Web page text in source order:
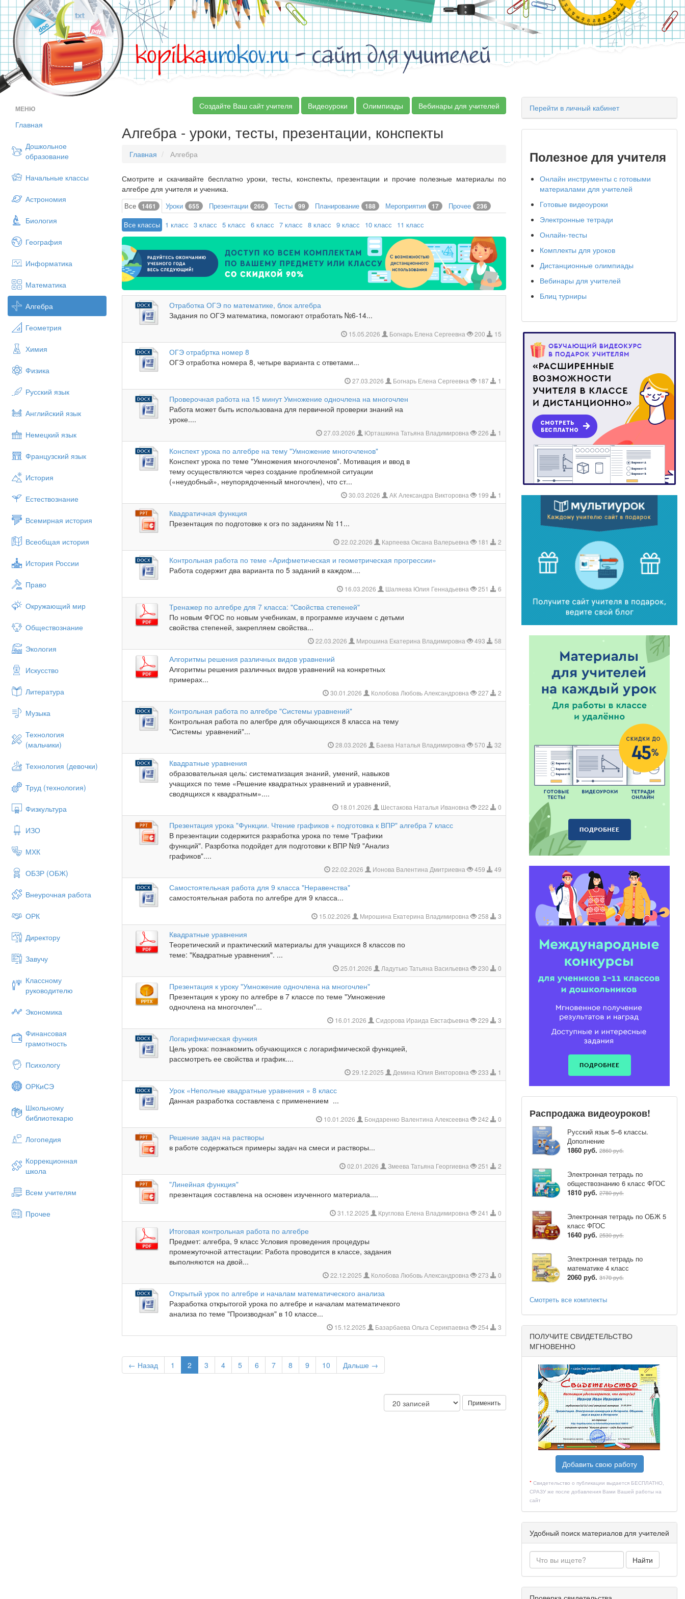
kopilkaurokov.ru- сайт для учителей
МЕНЮ
Главная
Дошкольное
образование
Начальные классы
Астрономия
Биология
География
Информатика
Математика
Алгебра
Геометрия
Химия
Физика
Русский язык
Английский язык
Немецкий язык
Французский язык
История
Естествознание
Всемирная история
Всеобщая история
История России
Право
Окружающий мир
Обществознание
Экология
Искусство
Литература
Музыка
Технология
(мальчики)
Технология (девочки)
Труд (технология)
Физкультура
ИЗО
МХК
ОБЗР (ОБЖ)
Внеурочная работа
ОРК
Директору
Завучу
Классному
руководителю
Экономика
Финансовая
грамотность
Психологу
ОРКиСЭ
Школьному
библиотекарю
Логопедия
Коррекционная
школа
Всем учителям
Прочее
Создайте Ваш сайт учителя Видеоуроки Олимпиады Вебинары для учителей
Алгебра - уроки, тесты, презентации, конспекты
Главная Алгебра
Смотрите и скачивайте бесплатно уроки, тесты, конспекты, презентации и прочие полезные материалы по
алгебре для учителя и ученика.
Все 1461 Уроки 655 Презентации 266 Тесты 99 Планирование 188 Мероприятия 17 Прочее 236
Все классы 1 класс 3 класс 5 класс 6 класс 7 класс 8 класс 9 класс 10 класс 11 класс
Отработка ОГЭ по математике, блок алгебра
Задания по ОГЭ математика, помогают отработать №6-14...
15.05.2026 Богнарь Елена Сергеевна 200 15
ОГЭ отрабртка номер 8
ОГЭ отработка номера 8, четыре варианта с ответами...
27.03.2026 Богнарь Елена Сергеевна 187 1
Проверочная работа на 15 минут Умножение одночлена на многочлен
Работа может быть использована для первичной проверки знаний на
уроке....
27.03.2026 Юрташкина Татьяна Владимировна 226 1
Конспект урока по алгебре на тему "Умножение многочленов"
Конспект урока по теме "Умножения многочленов". Мотивация и ввод в
тему осуществляются через создание проблемной ситуации
(«неудобный», неупорядоченный многочлен), что ст...
30.03.2026 АК Александра Викторовна 199 1
Квадратичная функция
Презентация по подготовке к огэ по заданиям № 11...
22.02.2026 Карпеева Оксана Валерьевна 181 2
Контрольная работа по теме «Арифметическая и геометрическая прогрессии»
Работа содержит два варианта по 5 заданий в каждом....
16.03.2026 Шаляева Юлия Геннадьевна 251 6
Тренажер по алгебре для 7 класса: "Свойства степеней"
По новым ФГОС по новым учебникам, в программе изучаем с детьми
свойства степеней, закрепляем свойства...
22.03.2026 Мирошина Екатерина Владимировна 493 58
Алгоритмы решения различных видов уравнений
Алгоритмы решения различных видов уравнений на конкретных
примерах...
30.01.2026 Колобова Любовь Александровна 227 2
Контрольная работа по алгебре "Системы уравнений"
Контрольная работа по алегбре для обучающихся 8 класса на тему
"Системы уравнений"...
28.03.2026 Баева Наталья Владимировна 570 32
Квадратные уравнения
образовательная цель: систематизация знаний, умений, навыков
учащихся по теме «Решение квадратных уравнений и уравнений,
сводящихся к квадратным»....
18.01.2026 Шестакова Наталья Ивановна 222 0
Презентация урока "Функции. Чтение графиков + подготовка к ВПР" алгебра 7 класс
В презентации содержится разработка урока по теме "Графики
функций". Разрботка подойдет для подготовки к ВПР №9 "Анализ
графиков"....
22.02.2026 Ионова Валентина Дмитриевна 459 49
Самостоятельная работа для 9 класса "Неравенства"
самостоятельная работа по алгебре для 9 класса...
15.02.2026 Мирошина Екатерина Владимировна 258 3
Квадратные уравнения
Теоретический и практический материалы для учащихся 8 классов по
теме: "Квадратные уравнения". ...
25.01.2026 Ладутько Татьяна Васильевна 230 0
Презентация к уроку "Умножение одночлена на многочлен"
Презентация к уроку по алгебре в 7 классе по теме "Умножение
одночлена на многочлен"...
16.01.2026 Сидорова Ираида Евстафьевна 229 3
Логарифмическая функия
Цель урока: познакомить обучающихся с логарифмической функцией,
рассмотреть ее свойства и график....
29.12.2025 Демина Юлия Викторовна 233 1
Урок «Неполные квадратные уравнения » 8 класс
Данная разработка составлена с применением ...
10.01.2026 Бондаренко Валентина Алексеевна 242 0
Решение задач на растворы
в работе содержаться примеры задач на смеси и растворы...
02.01.2026 Змеева Татьяна Георгиевна 251 2
"Линейная функция"
презентация составлена на основен изученного материала....
31.12.2025 Круглова Елена Владимировна 241 0
Итоговая контрольная работа по алгебре
Предмет: алгебра, 9 класс Условия проведения процедуры
промежуточной аттестации: Работа проводится в классе, задания
выполняются на двой...
22.12.2025 Колобова Любовь Александровна 273 0
Открытый урок по алгебре и началам математического анализа
Разработка открытогой урока по алгебре и началам математичекого
анализа по теме "Производная" в 10 классе...
15.12.2025 Базарбаева Ольга Серикпаевна 254 3
← Назад 1 2 3 4 5 6 7 8 9 10 Дальше →
Применить
Перейти в личный кабинет
Полезное для учителя
Онлайн инструменты с готовыми
материалами для учителей
Готовые видеоуроки
Электронные тетради
Онлайн-тесты
Комплекты для уроков
Дистанционные олимпиады
Вебинары для учителей
Блиц турниры
Распродажа видеоуроков!
Русский язык 5–6 классы.
Дополнение
1860 руб. 2860 руб.
Электронная тетрадь по
обществознанию 6 класс ФГОС
1810 руб. 2780 руб.
Электронная тетрадь по ОБЖ 5
класс ФГОС
1640 руб. 2530 руб.
Электронная тетрадь по
математике 4 класс
2060 руб. 3170 руб.
Смотреть все комплекты
ПОЛУЧИТЕ СВИДЕТЕЛЬСТВО
МГНОВЕННО
Добавить свою работу
* Свидетельство о публикации выдается БЕСПЛАТНО,
СРАЗУ же после добавления Вами Вашей работы на
сайт
Удобный поиск материалов для учителей
Найти